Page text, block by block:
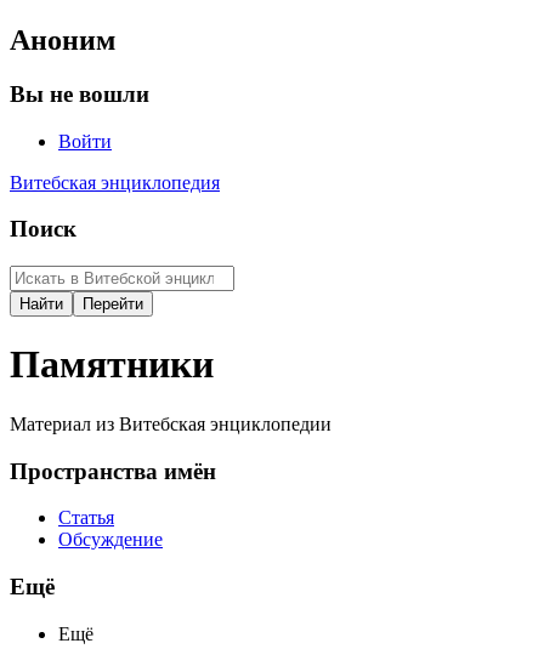
Аноним
Вы не вошли
Войти
Витебская энциклопедия
Поиск
Памятники
Материал из Витебская энциклопедии
Пространства имён
Статья
Обсуждение
Ещё
Ещё